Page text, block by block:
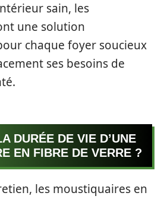
sain, les
une solution
chaque foyer soucieux
ses besoins de
DURÉE DE VIE D’UNE
EN FIBRE DE VERRE ?
les moustiquaires en